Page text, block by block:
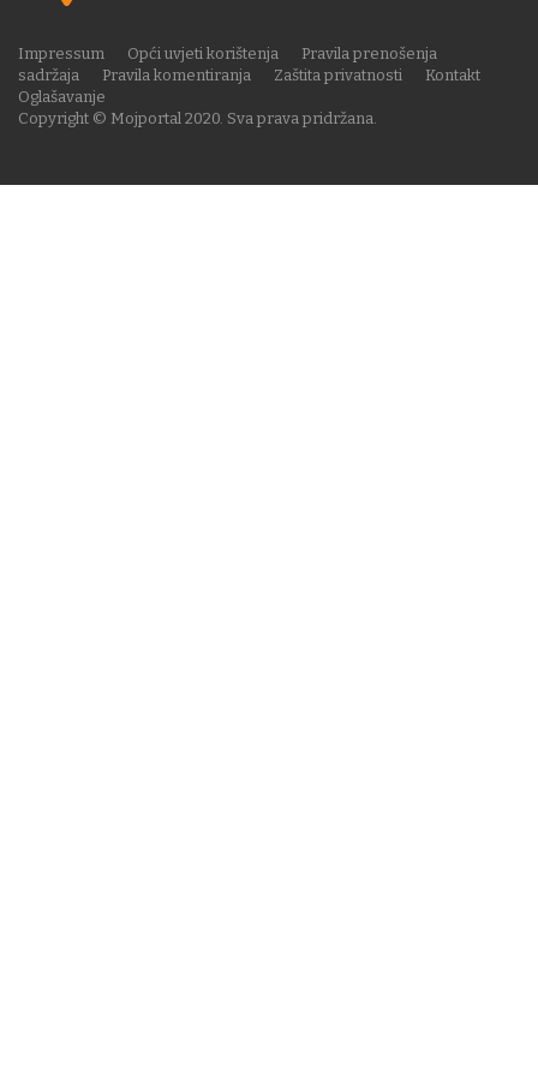
Copyright © Mojportal 2020. Sva prava pridržana.
Impressum Opći uvjeti korištenja
Pravila prenošenja
sadržaja
Pravila komentiranja Zaštita privatnosti
Kontakt
Oglašavanje